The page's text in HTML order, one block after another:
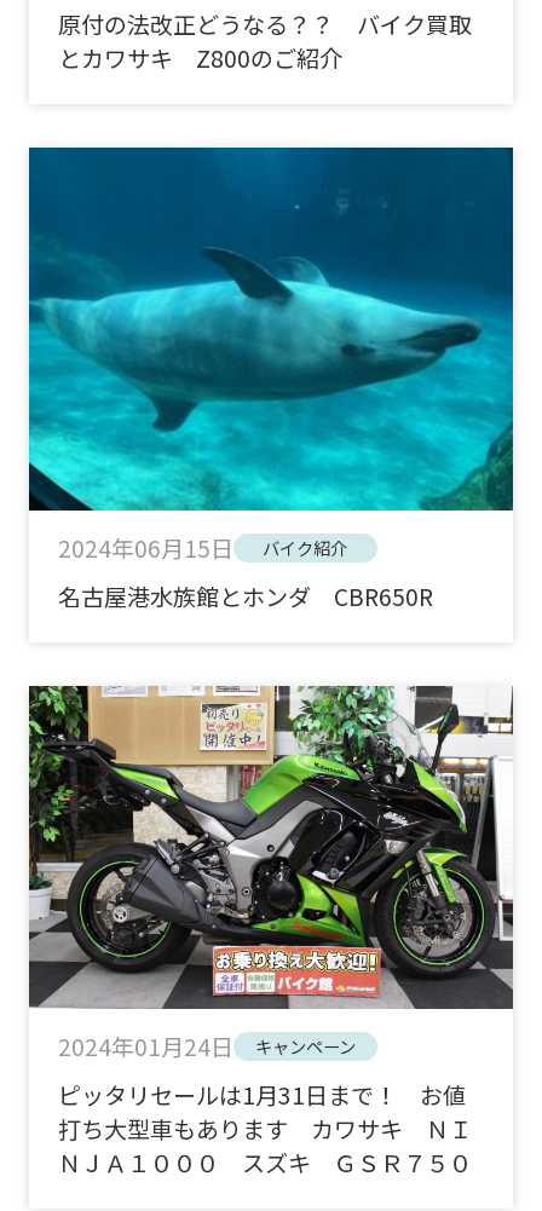
原付の法改正どうなる？？ バイク買取
とカワサキ Z800のご紹介
2024年06月15日 バイク紹介
名古屋港水族館とホンダ CBR650R
2024年01月24日 キャンペーン
ピッタリセールは1月31日まで！ お値
打ち大型車もあります カワサキ ＮＩ
ＮＪＡ１０００ スズキ ＧＳＲ７５０